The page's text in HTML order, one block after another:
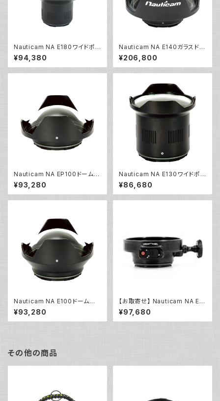
Nauticam NA E180ワイドポ
ート [20536]
¥94,380
Nauticam NA E140ガラスドー
ムポート [20715]
¥206,800
Nauticam NA EP100ドームポ
ート [20408]
¥93,280
Nauticam NA E130ワイドポ
ート [20411]
¥86,680
Nauticam NA E100ドームポ
ート [20342]
¥93,280
【お取寄せ】 Nauticam NA E/1
20マウントコンバーター50MFII
[21163]
¥97,680
その他の商品